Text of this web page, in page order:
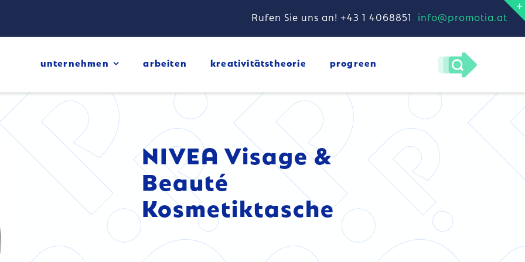
Rufen Sie uns an! +43 1 4068851 info@promotia.at
unternehmen arbeiten kreativitätstheorie progreen
NIVEA Visage &
Beauté
Kosmetiktasche